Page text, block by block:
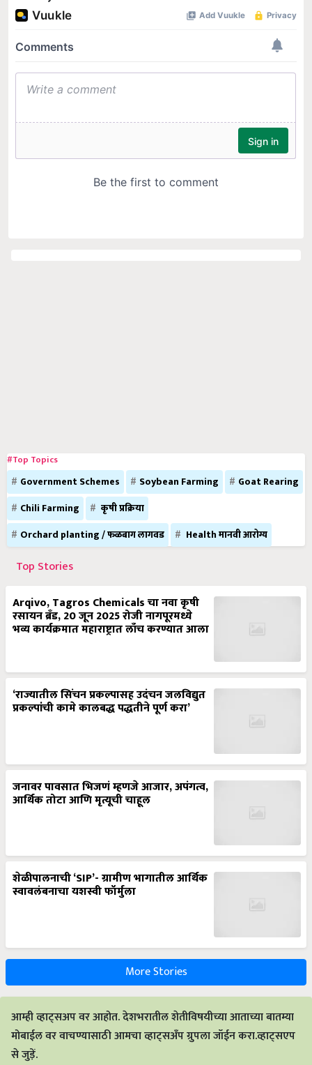
#Top Topics
Government Schemes Soybean Farming
Goat Rearing
Chili Farming
कृषी प्रक्रिया
Orchard planting / फळबाग लागवड
Health मानवी आरोग्य
Top Stories
Arqivo, Tagros Chemicals चा नवा कृषी
रसायन ब्रँड, 20 जून 2025 रोजी नागपूरमध्ये
भव्य कार्यक्रमात महाराष्ट्रात लाँच करण्यात आला
‘राज्यातील सिंचन प्रकल्पासह उदंचन जलविद्युत
प्रकल्पांची कामे कालबद्ध पद्धतीने पूर्ण करा’
जनावर पावसात भिजणं म्हणजे आजार, अपंगत्व,
आर्थिक तोटा आणि मृत्यूची चाहूल
शेळीपालनाची ‘SIP’- ग्रामीण भागातील आर्थिक
स्वावलंबनाचा यशस्वी फॉर्मुला
More Stories
आम्ही व्हाट्सअप वर आहोत. देशभरातील शेतीविषयीच्या आताच्या बातम्या
मोबाईल वर वाचण्यासाठी आमचा व्हाट्सअँप ग्रुपला जॉईन करा.व्हाट्सएप
से जुड़ें.